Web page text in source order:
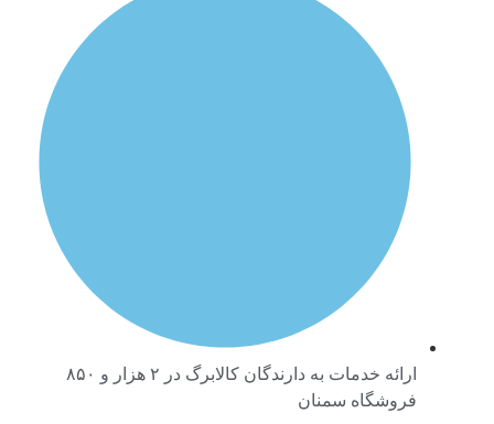
ارائه خدمات به دارندگان کالابرگ در ۲ هزار و ۸۵۰
فروشگاه سمنان